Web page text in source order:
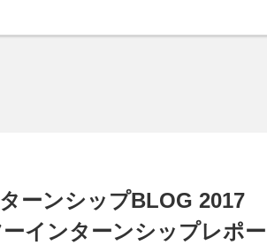
ーンシップBLOG 2017
インターンシップレポー